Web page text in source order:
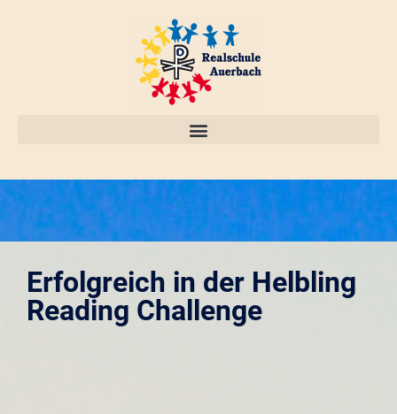
Erfolgreich in der Helbling
Reading Challenge